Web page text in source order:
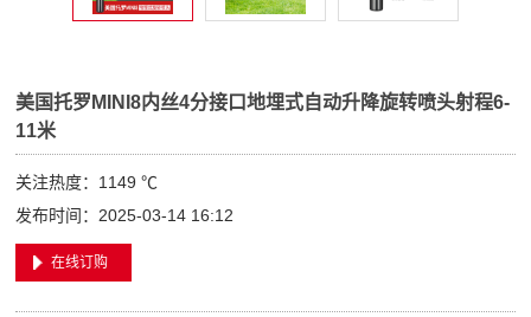
美国托罗MINI8内丝4分接口地埋式自动升降旋转喷头射程6-
11米
关注热度： 1149 ℃
发布时间：2025-03-14 16:12
在线订购